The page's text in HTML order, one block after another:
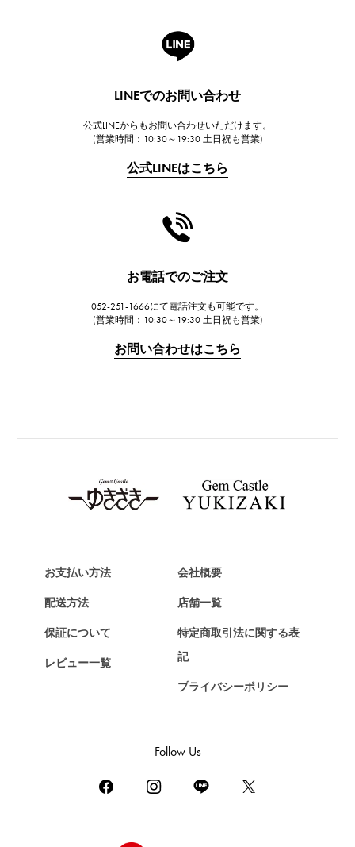
LINEでのお問い合わせ
公式LINEからもお問い合わせいただけます。
(営業時間：10:30～19:30 土日祝も営業)
公式LINEはこちら
お電話でのご注文
052-251-1666にて電話注文も可能です。
(営業時間：10:30～19:30 土日祝も営業)
お問い合わせはこちら
お支払い方法
配送方法
保証について
レビュー一覧
会社概要
店舗一覧
特定商取引法に関する表
記
プライバシーポリシー
Follow Us